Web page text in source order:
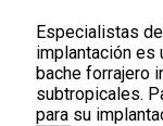
Especialistas
implantación es
bache forrajero
subtropicales.
para su